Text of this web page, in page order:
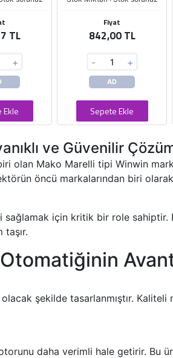
TL
+
Ekle
Fiyat
842,00 TL
- +
AD
Sepete Ekle
ve Güvenilir
olan Mako Marelli tipi Winwin
öncü markalarından biri olarak,
sağlamak için kritik bir role
şekilde tasarlanmıştır. Kaliteli
daha verimli hale getirir. Bu